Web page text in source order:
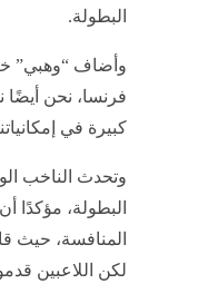
البطولة.
وأضاف “وهبي”
فرنسا، نحن أيضًا
كبيرة في
وتحدث الناخب
البطولة، مؤكدًا
المنافسة، حيث
لكن اللاعبين